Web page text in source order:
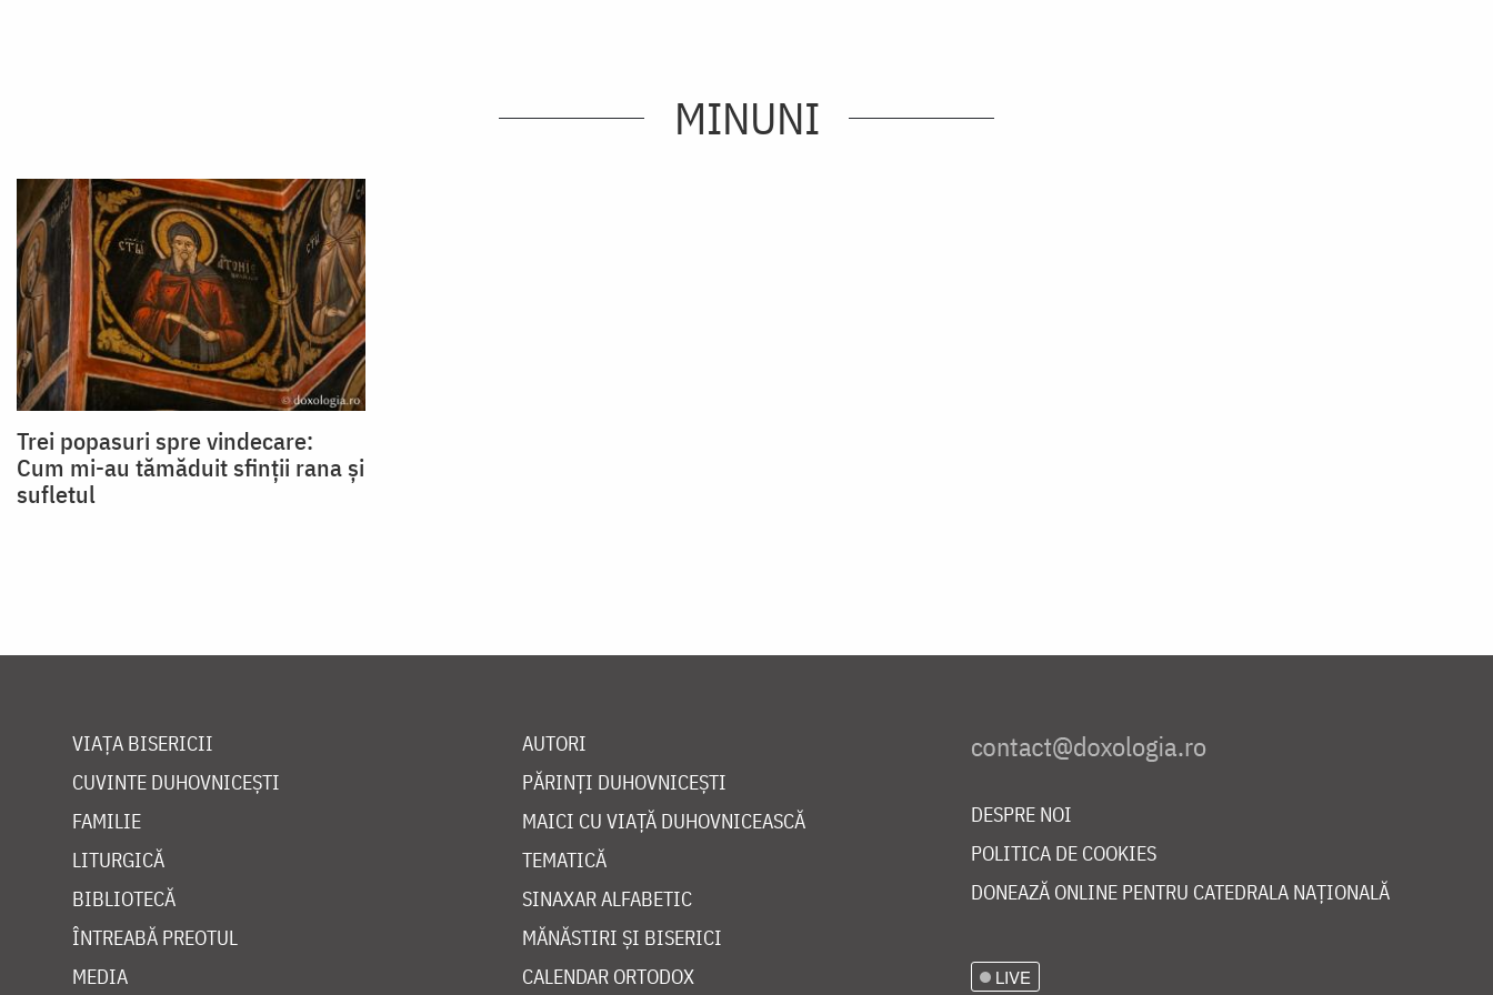
MINUNI
Trei popasuri spre vindecare:
Cum mi-au tămăduit sfinții rana și
sufletul
VIAȚA BISERICII
CUVINTE DUHOVNICEȘTI
FAMILIE
LITURGICĂ
BIBLIOTECĂ
ÎNTREABĂ PREOTUL
MEDIA
AUTORI
PĂRINȚI DUHOVNICEȘTI
MAICI CU VIAȚĂ DUHOVNICEASCĂ
TEMATICĂ
SINAXAR ALFABETIC
MĂNĂSTIRI ȘI BISERICI
CALENDAR ORTODOX
DESPRE NOI
POLITICA DE COOKIES
DONEAZĂ ONLINE PENTRU CATEDRALA NAȚIONALĂ
LIVE